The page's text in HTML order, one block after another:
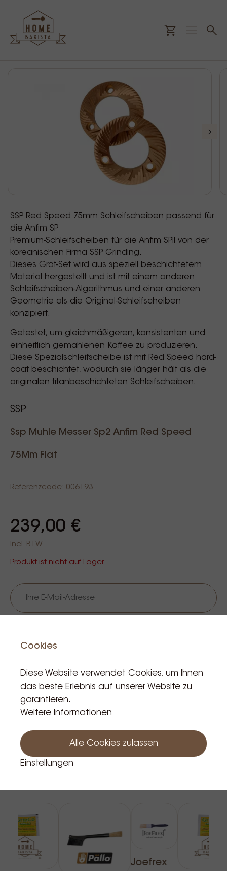
SSP Red Speed 75mm Schleifscheiben passend für
die Anfim SP
Premium-Schleifscheiben für die Anfim SPII von der
koreanischen Firma SSP Grinding.
Dieses Grat-Set wird aus speziell beschichtetem
Material hergestellt und ist mit einem anderen
Schleifscheiben-Algorithmus und einer anderen
Geometrie als die Original-Schleifscheiben
konzipiert.
Getestet, um gleichmäßigeren, konsistenten und
einheitlich gemahlenen Kaffee zu produzieren.
Diese Spezialschleifscheibe ist mit Red Speed hard-
coat beschichtet, wodurch sie länger hält als die
originalen titanbeschichteten Schleifscheiben.
SSP
Ssp Muhle Messer Sp2 Anfim Red Speed
75Mm Flat
Referenzcode: 006193
239,00 €
Incl. BTW
Produkt ist nicht auf Lager
Joefrex
Cookies
Diese Website verwendet Cookies, um Ihnen
das beste Erlebnis auf unserer Website zu
garantieren.
Weitere Informationen
Alle Cookies zulassen
Einstellungen